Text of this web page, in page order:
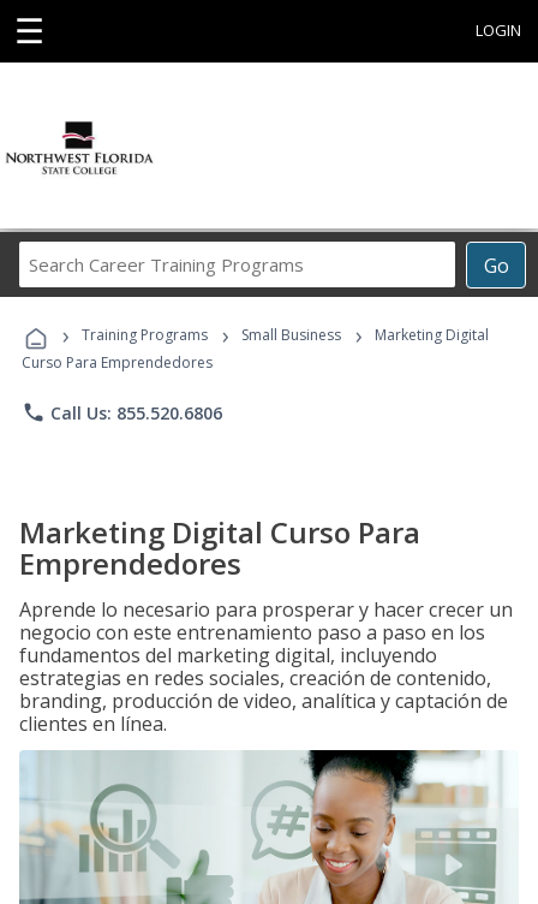
☰ LOGIN
Go
Career
Programs
› Training Programs › Small Business ›
Marketing Digital
Curso Para Emprendedores
phone Call Us: 855.520.6806
Marketing Digital Curso Para
Emprendedores
Aprende lo necesario para prosperar y hacer crecer un
negocio con este entrenamiento paso a paso en los
fundamentos del marketing digital, incluyendo
estrategias en redes sociales, creación de contenido,
branding, producción de video, analítica y captación de
clientes en línea.